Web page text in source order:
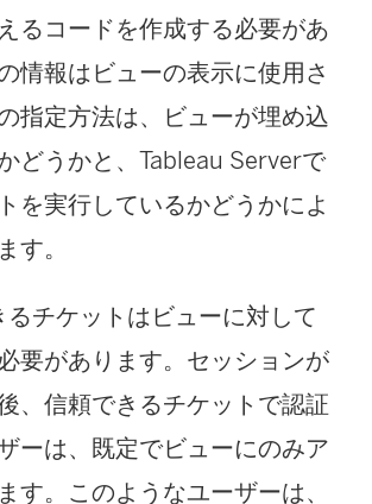
るコードを作成する必要があ
情報はビューの表示に使用さ
指定方法は、ビューが埋め込
どうかと、Tableau Serverで
を実行しているかどうかによ
す。
るチケットはビューに対して
要があります。セッションが
、信頼できるチケットで認証
ーは、既定でビューにのみア
す。このようなユーザーは、